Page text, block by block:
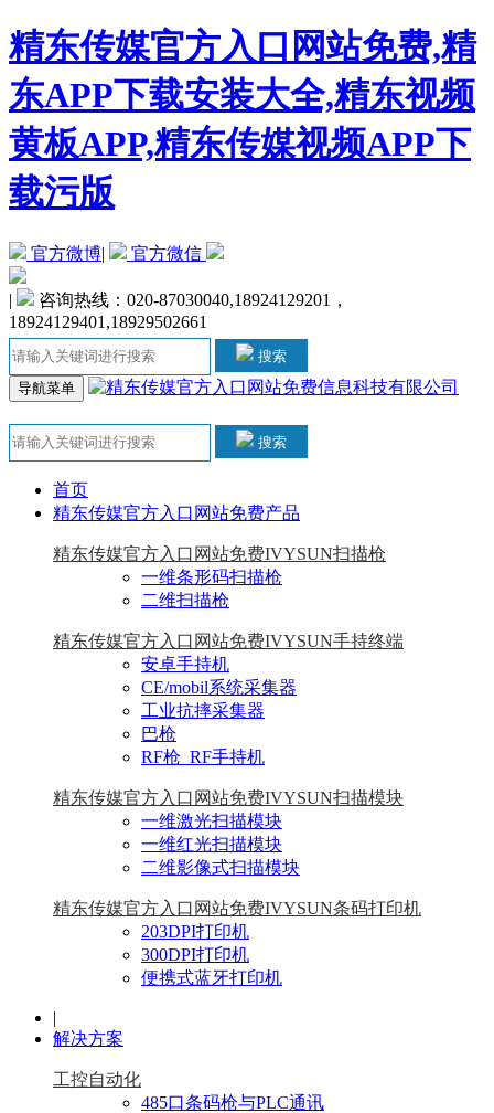
精东传媒官方入口网站免费,精
东APP下载安装大全,精东视频
黄板APP,精东传媒视频APP下
载污版
官方微博| 官方微信
|
咨询热线：020-87030040,18924129201，
18924129401,18929502661
搜索
导航菜单
搜索
首页
精东传媒官方入口网站免费产品
精东传媒官方入口网站免费IVYSUN扫描枪
一维条形码扫描枪
二维扫描枪
精东传媒官方入口网站免费IVYSUN手持终端
安卓手持机
CE/mobil系统采集器
工业抗摔采集器
巴枪
RF枪_RF手持机
精东传媒官方入口网站免费IVYSUN扫描模块
一维激光扫描模块
一维红光扫描模块
二维影像式扫描模块
精东传媒官方入口网站免费IVYSUN条码打印机
203DPI打印机
300DPI打印机
便携式蓝牙打印机
|
解决方案
工控自动化
485口条码枪与PLC通讯